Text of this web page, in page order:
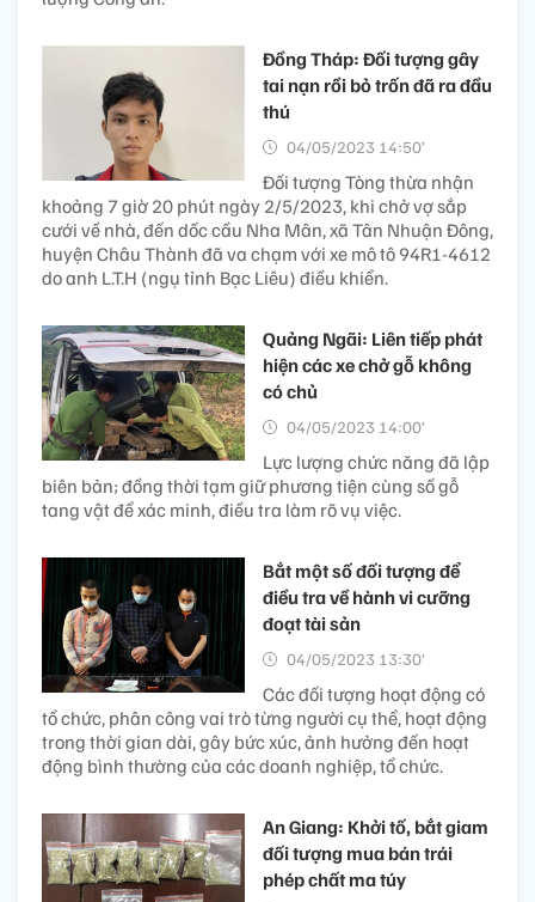
Đồng Tháp: Đối tượng gây
tai nạn rồi bỏ trốn đã ra đầu
thú
04/05/2023 14:50’
Đối tượng Tòng thừa nhận
khoảng 7 giờ 20 phút ngày 2/5/2023, khi chở vợ sắp
cưới về nhà, đến dốc cầu Nha Mân, xã Tân Nhuận Đông,
huyện Châu Thành đã va chạm với xe mô tô 94R1-4612
do anh L.T.H (ngụ tỉnh Bạc Liêu) điều khiển.
Quảng Ngãi: Liên tiếp phát
hiện các xe chở gỗ không
có chủ
04/05/2023 14:00’
Lực lượng chức năng đã lập
biên bản; đồng thời tạm giữ phương tiện cùng số gỗ
tang vật để xác minh, điều tra làm rõ vụ việc.
Bắt một số đối tượng để
điều tra về hành vi cưỡng
đoạt tài sản
04/05/2023 13:30’
Các đối tượng hoạt động có
tổ chức, phân công vai trò từng người cụ thể, hoạt động
trong thời gian dài, gây bức xúc, ảnh hưởng đến hoạt
động bình thường của các doanh nghiệp, tổ chức.
An Giang: Khởi tố, bắt giam
đối tượng mua bán trái
phép chất ma túy